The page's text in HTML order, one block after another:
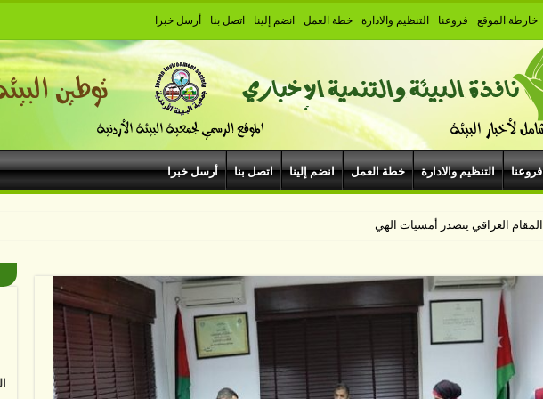
خارطة الموقع فروعنا التنظيم والادارة خطة العمل انضم إلينا اتصل بنا أرسل خبرا
فروعنا التنظيم والادارة خطة العمل انضم إلينا اتصل بنا أرسل خبرا
المقام العراقي يتصدر أمسيات الهيبودروم في مهرجان